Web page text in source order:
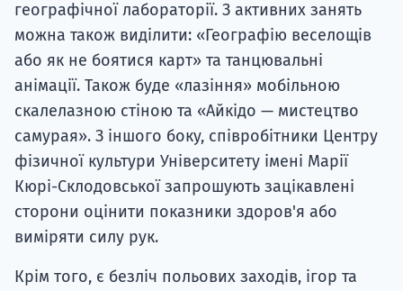
географічної лабораторії. З активних занять
можна також виділити: «Географію веселощів
або як не боятися карт» та танцювальні
анімації. Також буде «лазіння» мобільною
скалелазною стіною та «Айкідо — мистецтво
самурая». З іншого боку, співробітники Центру
фізичної культури Університету імені Марії
Кюрі-Склодовської запрошують зацікавлені
сторони оцінити показники здоров'я або
виміряти силу рук.
Крім того, є безліч польових заходів, ігор та